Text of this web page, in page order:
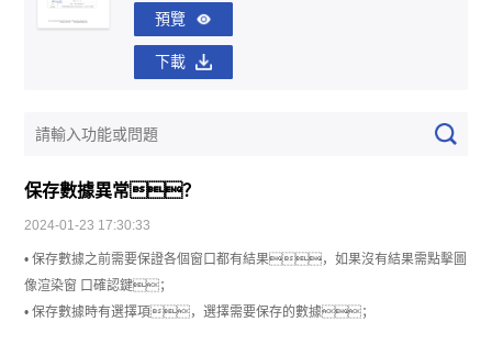
預覽
下載
保存數據異常？
2024-01-23 17:30:33
• 保存數據之前需要保證各個窗口都有結果，如果沒有結果需點擊圖
像渲染窗 口確認鍵；
• 保存數據時有選擇項，選擇需要保存的數據；